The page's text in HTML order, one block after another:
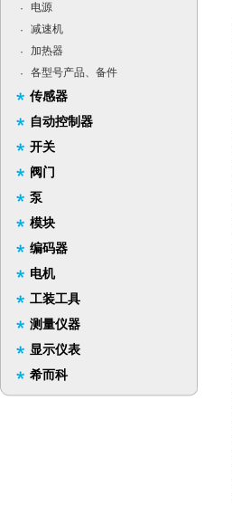
·
电源
·
减速机
·
加热器
·
各型号产品、备件
传感器
自动控制器
开关
阀门
泵
模块
编码器
电机
工装工具
测量仪器
显示仪表
希而科